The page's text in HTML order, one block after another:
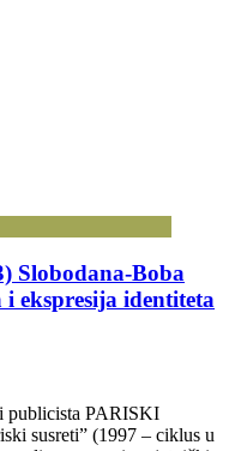
Slobodana-Boba
ekspresija identiteta
publicista PARISKI
susreti” (1997 – ciklus u